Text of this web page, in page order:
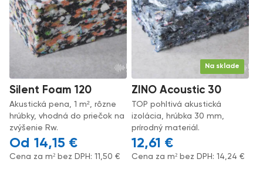
Silent Foam 120
Akustická pena, 1 m², rôzne
hrúbky, vhodná do priečok na
zvýšenie Rw.
14,15 €
Cena za m² bez DPH: 11,50 €
Na sklade
ZINO Acoustic 30
TOP pohltivá akustická
izolácia, hrúbka 30 mm,
prírodný materiál.
12,61 €
Cena za m² bez DPH: 14,24 €